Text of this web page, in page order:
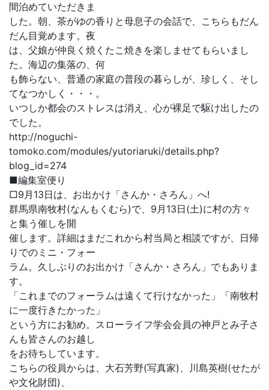
間泊めていただきま
した。朝、茶がゆの香りと母息子の会話で、こちらもだん
だん目覚めます。夜
は、父娘が仲良く焼くたこ焼きを楽しませてもらいまし
た。海辺の集落の、何
も飾らない、普通の家庭の普段の暮らしが、珍しく、そし
てなつかしく・・・。
いつしか都会のストレスは消え、心が裸足で駆け出したの
でした。
http://noguchi-
tomoko.com/modules/yutoriaruki/details.php?
blog_id=274
■編集室便り
□9月13日は、お出かけ「さんか・さろん」へ!
群馬県南牧村(なんもくむら)で、9月13日(土)に村の方々
と集う催しを開
催します。詳細はまだこれから村当局と相談ですが、日帰
りでのミニ・フォー
ラム。久しぶりのお出かけ「さんか・さろん」でもありま
す。
「これまでのフォーラムは遠くて行けなかった」「南牧村
に一度行きたかった」
という方にお勧め。スローライフ学会会員の神戸とみ子さ
んも皆さんのお越し
をお待ちしています。
こちらの役員からは、大石芳野(写真家)、川島英樹(せたが
や文化財団)、